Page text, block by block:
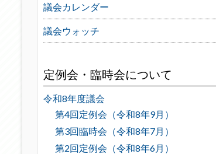
議会カレンダー
議会ウォッチ
定例会・臨時会について
令和8年度議会
第4回定例会（令和8年9月）
第3回臨時会（令和8年7月）
第2回定例会（令和8年6月）